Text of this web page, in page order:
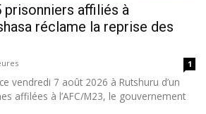
prisonniers affiliés à
réclame la reprise des
1
vendredi 7 août 2026 à Rutshuru d’un
affilées à l’AFC/M23, le gouvernement